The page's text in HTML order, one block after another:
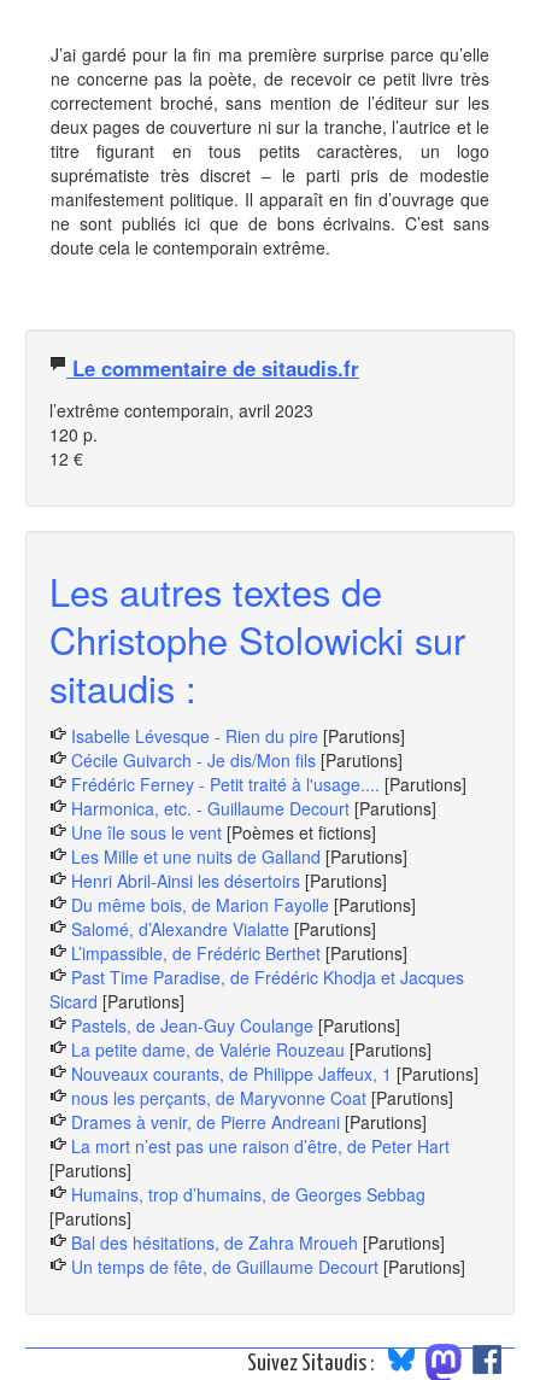
J’ai gardé pour la fin ma première surprise parce qu’elle
ne concerne pas la poète, de recevoir ce petit livre très
correctement broché, sans mention de l’éditeur sur les
deux pages de couverture ni sur la tranche, l’autrice et le
titre figurant en tous petits caractères, un logo
suprématiste très discret – le parti pris de modestie
manifestement politique. Il apparaît en fin d’ouvrage que
ne sont publiés ici que de bons écrivains. C’est sans
doute cela le contemporain extrême.
Le commentaire de sitaudis.fr
l’extrême contemporain, avril 2023
120 p.
12 €
Les autres textes de
Christophe Stolowicki sur
sitaudis :
Isabelle Lévesque - Rien du pire [Parutions]
Cécile Guivarch - Je dis/Mon fils [Parutions]
Frédéric Ferney - Petit traité à l'usage.... [Parutions]
Harmonica, etc. - Guillaume Decourt [Parutions]
Une île sous le vent [Poèmes et fictions]
Les Mille et une nuits de Galland [Parutions]
Henri Abril-Ainsi les désertoirs [Parutions]
Du même bois, de Marion Fayolle [Parutions]
Salomé, d’Alexandre Vialatte [Parutions]
L’impassible, de Frédéric Berthet [Parutions]
Past Time Paradise, de Frédéric Khodja et Jacques
Sicard [Parutions]
Pastels, de Jean-Guy Coulange [Parutions]
La petite dame, de Valérie Rouzeau [Parutions]
Nouveaux courants, de Philippe Jaffeux, 1 [Parutions]
nous les perçants, de Maryvonne Coat [Parutions]
Drames à venir, de Pierre Andreani [Parutions]
La mort n’est pas une raison d’être, de Peter Hart
[Parutions]
Humains, trop d’humains, de Georges Sebbag
[Parutions]
Bal des hésitations, de Zahra Mroueh [Parutions]
Un temps de fête, de Guillaume Decourt [Parutions]
Suivez Sitaudis :